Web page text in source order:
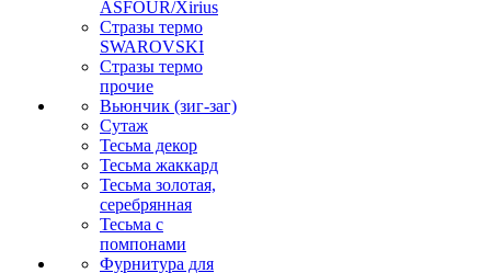
ASFOUR/Xirius
Стразы термо
SWAROVSKI
Стразы термо
прочие
Вьюнчик (зиг-заг)
Сутаж
Тесьма декор
Тесьма жаккард
Тесьма золотая,
серебрянная
Тесьма с
помпонами
Фурнитура для